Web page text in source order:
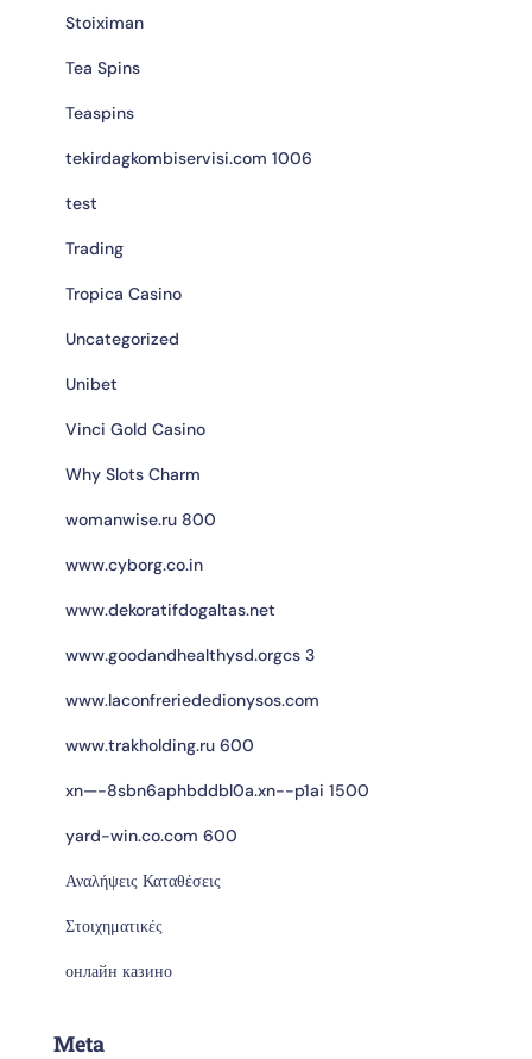
Stoiximan
Tea Spins
Teaspins
tekirdagkombiservisi.com 1006
test
Trading
Tropica Casino
Uncategorized
Unibet
Vinci Gold Casino
Why Slots Charm
womanwise.ru 800
www.cyborg.co.in
www.dekoratifdogaltas.net
www.goodandhealthysd.orgcs 3
www.laconfreriededionysos.com
www.trakholding.ru 600
xn—-8sbn6aphbddbl0a.xn--p1ai 1500
yard-win.co.com 600
Αναλήψεις Καταθέσεις
Στοιχηματικές
онлайн казино
Meta